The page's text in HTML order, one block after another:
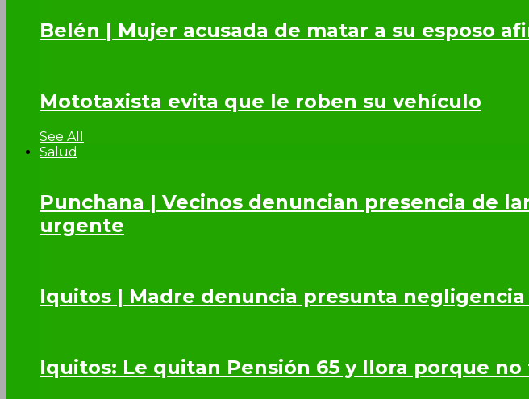
Belén | Mujer acusada de matar a su esposo
Mototaxista evita que le roben su vehículo
See All
Salud
Punchana | Vecinos denuncian presencia de
urgente
Iquitos | Madre denuncia presunta
Iquitos: Le quitan Pensión 65 y llora porque